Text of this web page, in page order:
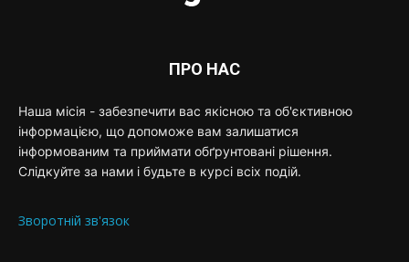
ПРО НАС
Наша місія - забезпечити вас якісною та об'єктивною
інформацією, що допоможе вам залишатися
інформованим та приймати обґрунтовані рішення.
Слідкуйте за нами і будьте в курсі всіх подій.
Зворотній зв'язок